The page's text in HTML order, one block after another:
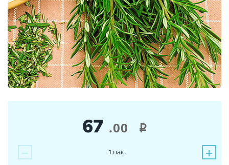
67 .00 i
− +
1 пак.